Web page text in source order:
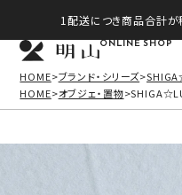
1配送につき商品合計
ONLINE SHOP
HOME ブランド・シリーズ
HOME
オブジェ・置物